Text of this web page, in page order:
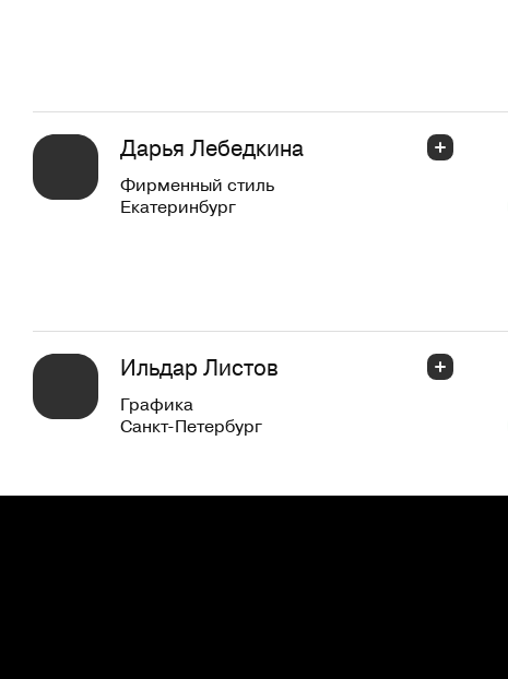
Дарья Лебедкина
Фирменный стиль
Екатеринбург
Ильдар Листов
Графика
Санкт-Петербург